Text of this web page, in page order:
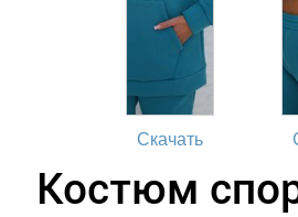
Скачать
Костюм